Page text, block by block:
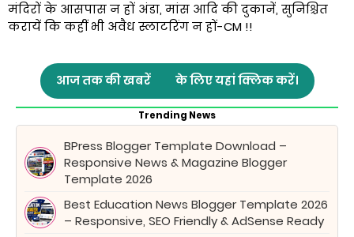
मंदिरों के आसपास न हों अंडा, मांस आदि की दुकानें, सुनिश्चित
करायें कि कहीं भी अवैध स्लाटरिंग न हों-CM !!
आज तक की खबरें के लिए यहां क्लिक करें।
Trending News
BPress Blogger Template Download –
Responsive News & Magazine Blogger
Template 2026
Best Education News Blogger Template 2026
– Responsive, SEO Friendly & AdSense Ready